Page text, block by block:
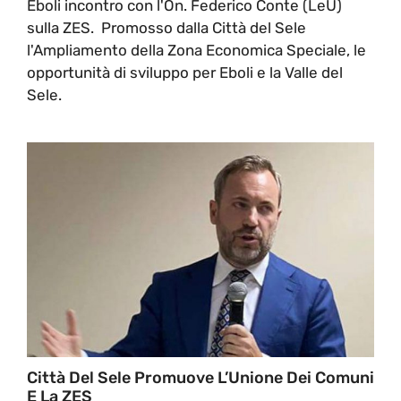
Eboli incontro con l'On. Federico Conte (LeU)
sulla ZES. Promosso dalla Città del Sele
l'Ampliamento della Zona Economica Speciale, le
opportunità di sviluppo per Eboli e la Valle del
Sele.
Città Del Sele Promuove L’Unione Dei Comuni
E La ZES